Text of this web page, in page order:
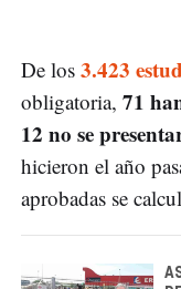
De los 3.423
obligatoria, 71
12 no se
hicieron el año
aprobadas se